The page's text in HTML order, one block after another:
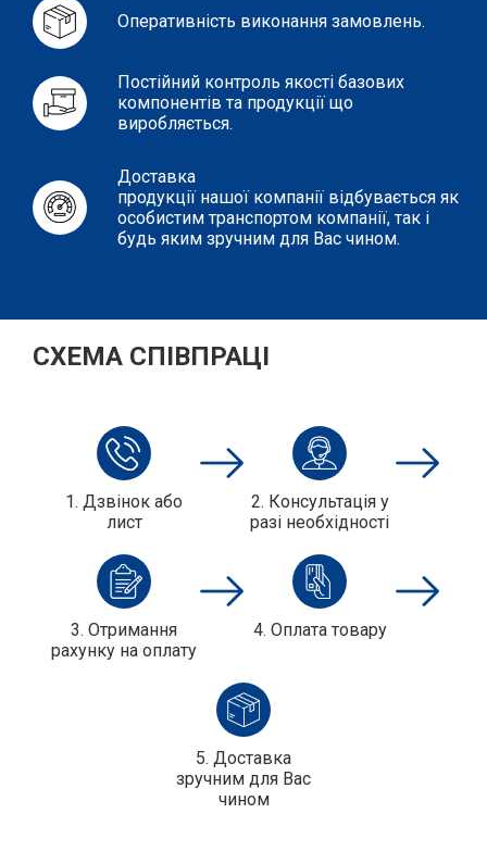
Оперативність виконання замовлень.
Постійний контроль якості базових
компонентів та продукції що
виробляється.
Доставка
продукції нашої компанії відбувається як
особистим транспортом компанії, так і
будь яким зручним для Вас чином.
СХЕМА СПІВПРАЦІ
1. Дзвінок або
лист
2. Консультація у
разі необхідності
3. Отримання
рахунку на оплату
4. Оплата товару
5. Доставка
зручним для Вас
чином